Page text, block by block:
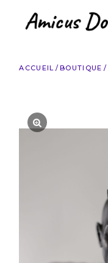
contenu
ACCUEIL BOUTIQUE